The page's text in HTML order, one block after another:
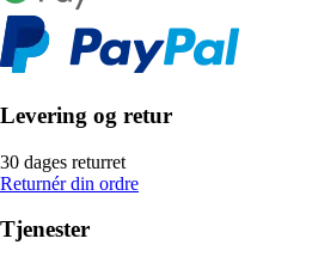
Levering og retur
30 dages returret
Returnér din ordre
Tjenester